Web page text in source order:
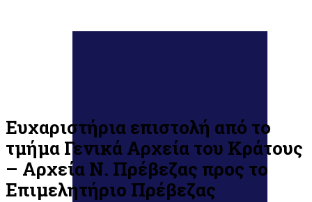
Ευχαριστήρια επιστολή από το
τμήμα Γενικά Αρχεία του Κράτους
– Αρχεία Ν. Πρέβεζας προς το
Επιμελητήριο Πρέβεζας